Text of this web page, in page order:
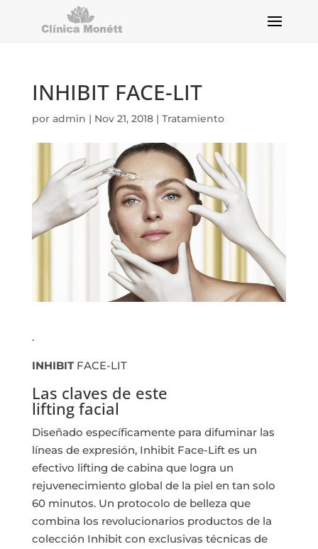
INHIBIT FACE-LIT
por admin | Nov 21, 2018| Tratamiento
.
INHIBITFACE-LIT
Las claves de este
lifting facial
Diseñado específicamente para difuminar las
líneas de expresión, Inhibit Face-Lift es un
efectivo lifting de cabina que logra un
rejuvenecimiento global de la piel en tan solo
60 minutos. Un protocolo de belleza que
combina los revolucionarios productos de la
colección Inhibit con exclusivas técnicas de